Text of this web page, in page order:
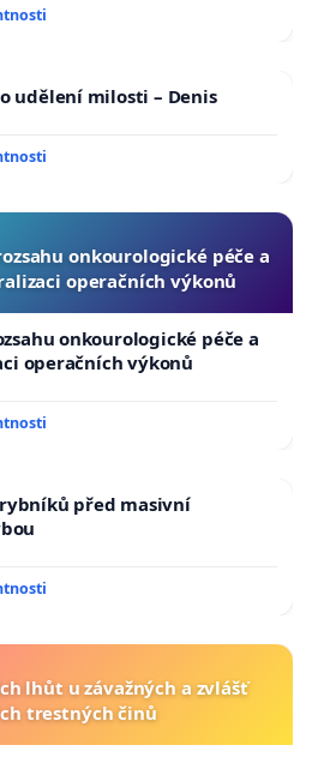
udělení milosti – Denis
onkourologické péče a
operačních výkonů
onkourologické péče a
operačních výkonů
před masivní
lhůt u závažných a zvlášť
trestných činů